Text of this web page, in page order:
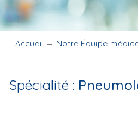
Accueil → Notre Équipe
Spécialité :